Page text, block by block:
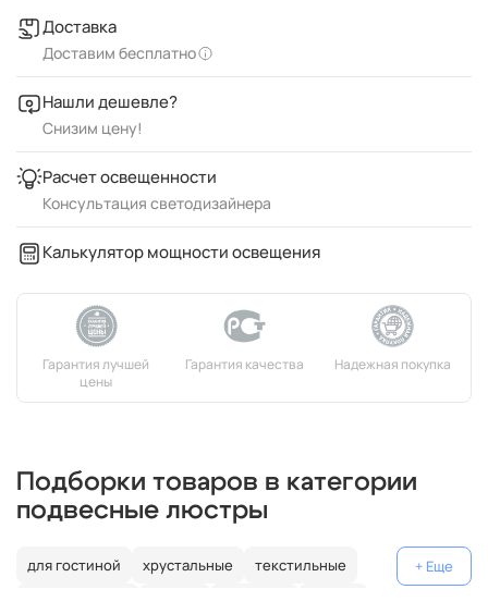
Доставка
Доставим бесплатно
Нашли дешевле?
Снизим цену!
Расчет освещенности
Консультация светодизайнера
Калькулятор мощности освещения
Подборки товаров в категории
подвесные люстры
для гостиной хрустальные
текстильные